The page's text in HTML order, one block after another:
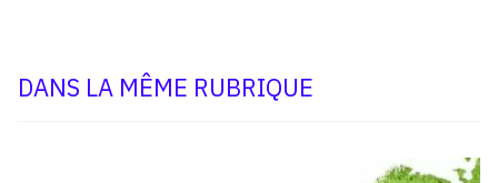
DANS LA MÊME RUBRIQUE